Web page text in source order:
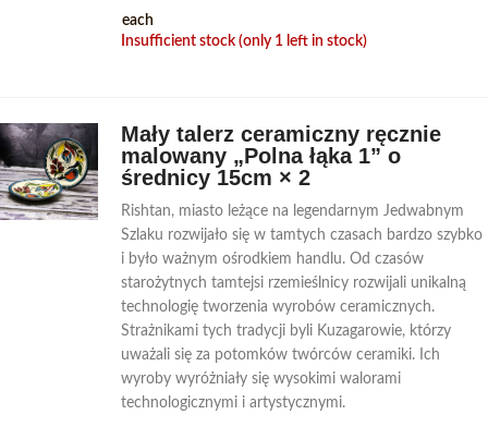
each
Insufficient stock (only 1 left in stock)
Mały talerz ceramiczny ręcznie
malowany „Polna łąka 1” o
średnicy 15cm × 2
Rishtan, miasto leżące na legendarnym Jedwabnym
Szlaku rozwijało się w tamtych czasach bardzo szybko
i było ważnym ośrodkiem handlu. Od czasów
starożytnych tamtejsi rzemieślnicy rozwijali unikalną
technologię tworzenia wyrobów ceramicznych.
Strażnikami tych tradycji byli Kuzagarowie, którzy
uważali się za potomków twórców ceramiki. Ich
wyroby wyróżniały się wysokimi walorami
technologicznymi i artystycznymi.